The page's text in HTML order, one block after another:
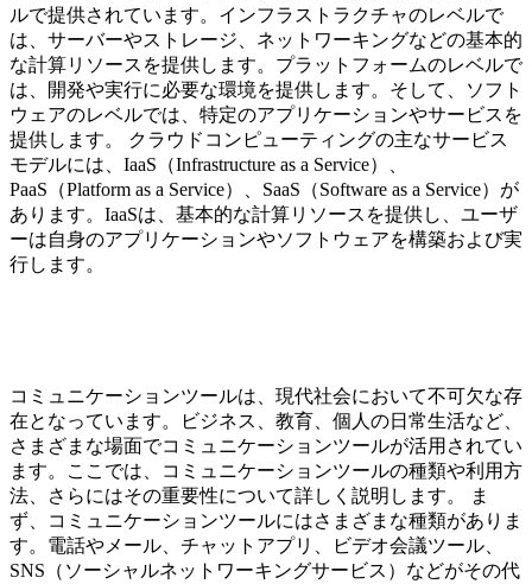
ルで提供されています。インフラストラクチャのレベルで
は、サーバーやストレージ、ネットワーキングなどの基本的
な計算リソースを提供します。プラットフォームのレベルで
は、開発や実行に必要な環境を提供します。そして、ソフト
ウェアのレベルでは、特定のアプリケーションやサービスを
提供します。 クラウドコンピューティングの主なサービス
モデルには、IaaS（Infrastructure as a Service）、
PaaS（Platform as a Service）、SaaS（Software as a Service）が
あります。IaaSは、基本的な計算リソースを提供し、ユーザ
ーは自身のアプリケーションやソフトウェアを構築および実
行します。
コミュニケーションツールは、現代社会において不可欠な存
在となっています。ビジネス、教育、個人の日常生活など、
さまざまな場面でコミュニケーションツールが活用されてい
ます。ここでは、コミュニケーションツールの種類や利用方
法、さらにはその重要性について詳しく説明します。 ま
ず、コミュニケーションツールにはさまざまな種類がありま
す。電話やメール、チャットアプリ、ビデオ会議ツール、
SNS（ソーシャルネットワーキングサービス）などがその代